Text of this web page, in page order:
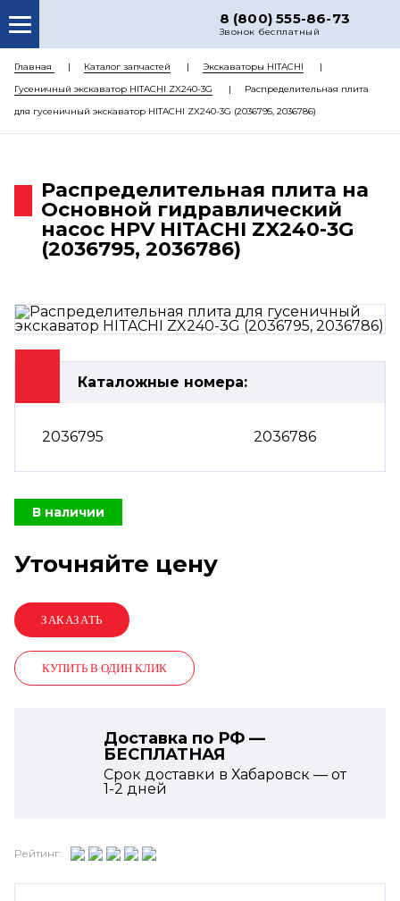
8 (800) 555-86-73
Звонок бесплатный
О НАС
КАТАЛОГ ЗАПЧАСТЕЙ
РЕМОНТ
ЦЕНЫ
КОНТАКТЫ
Главная Каталог запчастей
Экскаваторы HITACHI
Гусеничный экскаватор HITACHI ZX240-3G
Распределительная плита
для гусеничный экскаватор HITACHI ZX240-3G (2036795, 2036786)
Распределительная плита на
Основной гидравлический
насос HPV HITACHI ZX240-3G
(2036795, 2036786)
Каталожные номера:
2036795 2036786
В наличии
Уточняйте цену
КУПИТЬ В ОДИН КЛИК
Доставка по РФ —
БЕСПЛАТНАЯ
Срок доставки в Хабаровск — от
1-2 дней
Рейтинг: